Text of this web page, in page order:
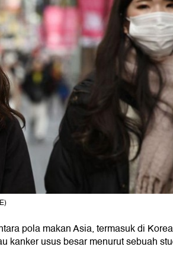
pola makan Asia, termasuk di Korea
kanker usus besar menurut sebuah